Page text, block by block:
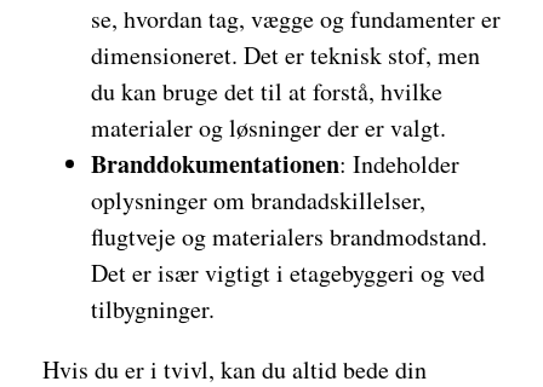
se, hvordan tag, vægge og fundamenter er
dimensioneret. Det er teknisk stof, men
du kan bruge det til at forstå, hvilke
materialer og løsninger der er valgt.
Branddokumentationen: Indeholder
oplysninger om brandadskillelser,
flugtveje og materialers brandmodstand.
Det er især vigtigt i etagebyggeri og ved
tilbygninger.
Hvis du er i tvivl, kan du altid bede din